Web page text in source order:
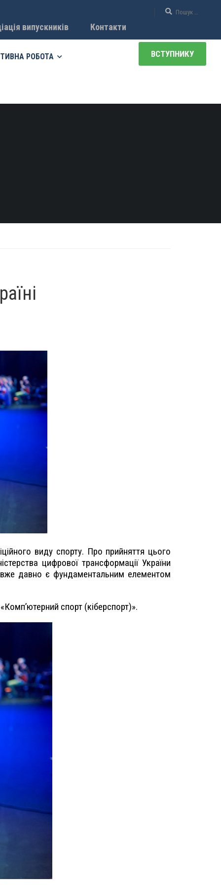
випускників Контакти
РОБОТА ВСТУПНИКУ
виду спорту. Про прийняття цього
цифрової трансформації України
давно є фундаментальним елементом
спорт (кіберспорт)».